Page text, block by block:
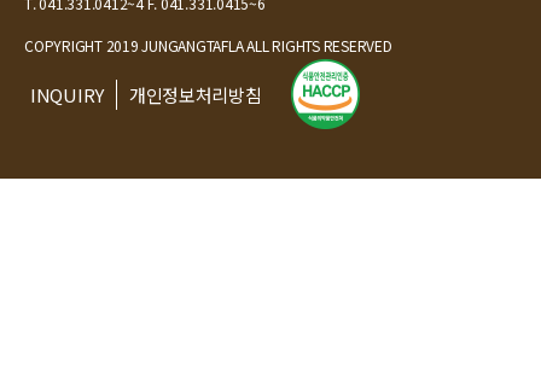
COPYRIGHT 2019 JUNGANGTAFLA ALL RIGHTS RESERVED
INQUIRY 개인정보처리방침